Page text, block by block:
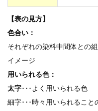
【表の見方】
色合い：
それぞれの染料中間体との
イメージ
用いられる色：
太字･･･よく用いられる色
細字･･･時々用いられること